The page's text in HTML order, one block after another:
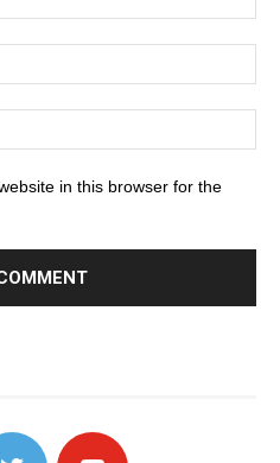
in this browser for the